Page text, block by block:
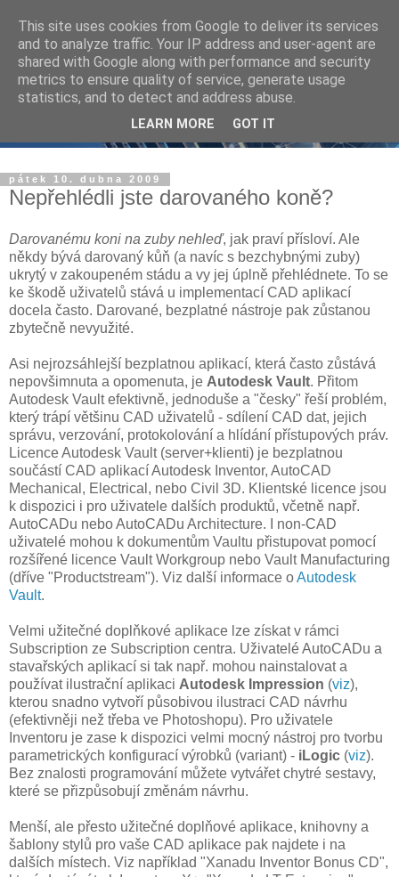
pátek 10. dubna 2009
Nepřehlédli jste darovaného koně?
Darovanému koni na zuby nehleď, jak praví přísloví. Ale
někdy bývá darovaný kůň (a navíc s bezchybnými zuby)
ukrytý v zakoupeném stádu a vy jej úplně přehlédnete. To se
ke škodě uživatelů stává u implementací CAD aplikací
docela často. Darované, bezplatné nástroje pak zůstanou
zbytečně nevyužité.
Asi nejrozsáhlejší bezplatnou aplikací, která často zůstává
nepovšimnuta a opomenuta, je Autodesk Vault. Přitom
Autodesk Vault efektivně, jednoduše a "česky" řeší problém,
který trápí většinu CAD uživatelů - sdílení CAD dat, jejich
správu, verzování, protokolování a hlídání přístupových práv.
Licence Autodesk Vault (server+klienti) je bezplatnou
součástí CAD aplikací Autodesk Inventor, AutoCAD
Mechanical, Electrical, nebo Civil 3D. Klientské licence jsou
k dispozici i pro uživatele dalších produktů, včetně např.
AutoCADu nebo AutoCADu Architecture. I non-CAD
uživatelé mohou k dokumentům Vaultu přistupovat pomocí
rozšířené licence Vault Workgroup nebo Vault Manufacturing
(dříve "Productstream"). Viz další informace oAutodesk
Vault.
Velmi užitečné doplňkové aplikace lze získat v rámci
Subscription ze Subscription centra. Uživatelé AutoCADu a
stavařských aplikací si tak např. mohou nainstalovat a
používat ilustrační aplikaci Autodesk Impression (viz),
kterou snadno vytvoří působivou ilustraci CAD návrhu
(efektivněji než třeba ve Photoshopu). Pro uživatele
Inventoru je zase k dispozici velmi mocný nástroj pro tvorbu
parametrických konfigurací výrobků (variant) - iLogic (viz).
Bez znalosti programování můžete vytvářet chytré sestavy,
které se přizpůsobují změnám návrhu.
Menší, ale přesto užitečné doplňové aplikace, knihovny a
šablony stylů pro vaše CAD aplikace pak najdete i na
dalších místech. Viz například "Xanadu Inventor Bonus CD",
This site uses cookies from Google to deliver its services
and to analyze traffic. Your IP address and user-agent are
shared with Google along with performance and security
metrics to ensure quality of service, generate usage
statistics, and to detect and address abuse.
LEARN MORE GOT IT